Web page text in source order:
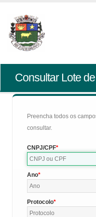
Consultar Lote
Preencha todos os
consultar.
CNPJ/CPF
Ano
Protocolo